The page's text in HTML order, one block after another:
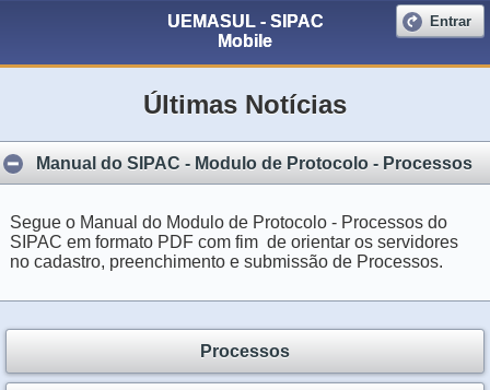
UEMASUL - SIPAC
Mobile
Entrar
Últimas Notícias
Manual do SIPAC - Modulo de Protocolo - Processos
Segue o Manual do Modulo de Protocolo - Processos do
SIPAC em formato PDF com fim de orientar os servidores
no cadastro, preenchimento e submissão de Processos.
Processos